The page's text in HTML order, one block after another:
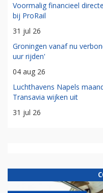
Voormalig financieel
bij ProRail
31 jul 26
Groningen vanaf nu
uur rijden'
04 aug 26
Luchthavens Napels
Transavia wijken uit
31 jul 26